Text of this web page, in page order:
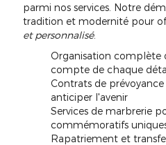
parmi nos services. Notre
tradition et modernité pour
et personnalisé.
Organisation complète
compte de chaque
Contrats de
anticiper l'avenir
Services de marbrerie
commémoratifs
Rapatriement et